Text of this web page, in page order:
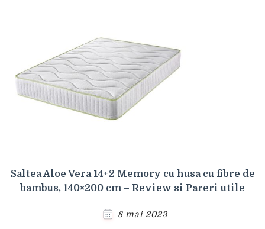
Saltea Aloe Vera 14+2 Memory cu husa cu fibre de
bambus, 140×200 cm – Review si Pareri utile
8 mai 2023